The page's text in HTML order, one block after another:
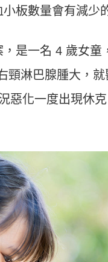
板數量會有減少
是一名 4 歲女童
頸淋巴腺腫大，
惡化一度出現休